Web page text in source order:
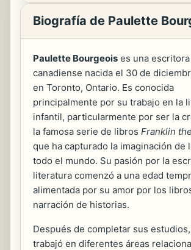
Biografía de Paulette
Paulette Bourgeois es una escritora
canadiense nacida el 30 de
en Toronto, Ontario. Es conocida
principalmente por su trabajo en la
infantil, particularmente por ser la
la famosa serie de libros Franklin
que ha capturado la imaginación de
todo el mundo. Su pasión por la
literatura comenzó a una edad
alimentada por su amor por los
narración de historias.
Después de completar sus
trabajó en diferentes áreas